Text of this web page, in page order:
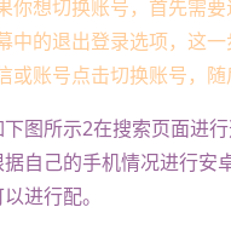
你想切换账号，首先需
中的退出登录选项，这
账号点击切换账号，随
图所示2在搜索页面进
自己的手机情况进行
进行配。